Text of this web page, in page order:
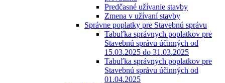
Predčasné užívanie stavby
Zmena v užívaní stavby
Správne poplatky pre Stavebnú správu
Tabuľka správnych poplatkov pre
Stavebnú správu účinných od
15.03.2025 do 31.03.2025
Tabuľka správnych poplatkov pre
Stavebnú správu účinných od
01.04.2025